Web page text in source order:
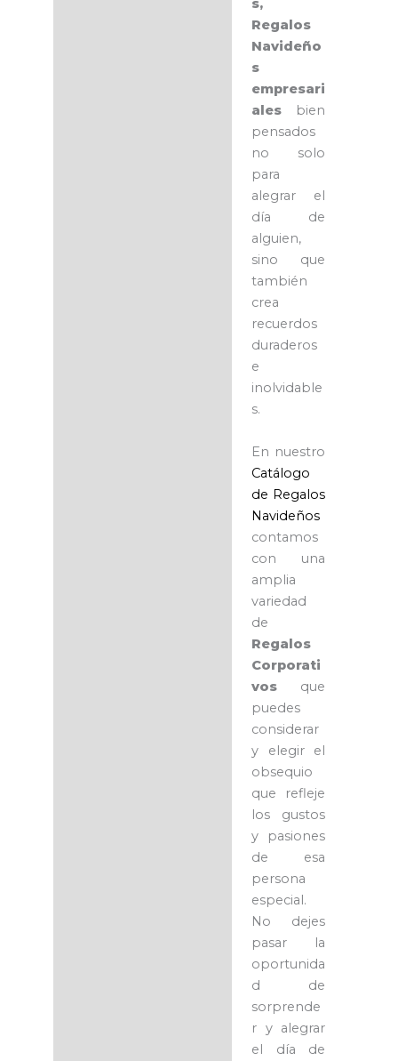
s,
Regalos
Navideño
s
empresari
alesbien
pensados
no solo
para
alegrar el
día de
alguien,
sino que
también
crea
recuerdos
duraderos
e
inolvidable
s.
En nuestro
Catálogo
de Regalos
Navideños
contamos
con una
amplia
variedad
de
Regalos
Corporati
vosque
puedes
considerar
y elegir el
obsequio
que refleje
los gustos
y pasiones
de esa
persona
especial.
No dejes
pasar la
oportunida
d de
sorprende
r y alegrar
el día de